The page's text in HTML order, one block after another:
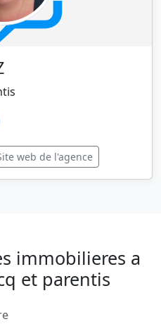
web de l'agence
immobilieres a
et parentis